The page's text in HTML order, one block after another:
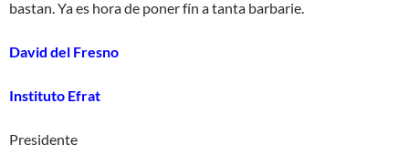
bastan. Ya es hora de poner fín a tanta barbarie.
David del Fresno
Instituto Efrat
Presidente